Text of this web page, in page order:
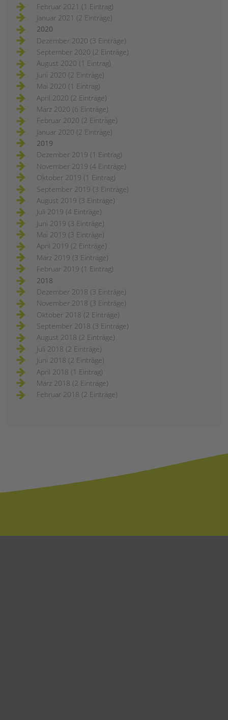
Februar 2021 (1 Eintrag)
Januar 2021 (2 Einträge)
2020
Dezember 2020 (3 Einträge)
September 2020 (2 Einträge)
August 2020 (1 Eintrag)
Juni 2020 (2 Einträge)
Mai 2020 (1 Eintrag)
April 2020 (2 Einträge)
März 2020 (6 Einträge)
Februar 2020 (2 Einträge)
Januar 2020 (2 Einträge)
2019
Dezember 2019 (1 Eintrag)
November 2019 (4 Einträge)
Oktober 2019 (1 Eintrag)
September 2019 (3 Einträge)
August 2019 (3 Einträge)
Juli 2019 (4 Einträge)
Juni 2019 (3 Einträge)
Mai 2019 (3 Einträge)
April 2019 (2 Einträge)
März 2019 (3 Einträge)
Februar 2019 (1 Eintrag)
2018
Dezember 2018 (3 Einträge)
November 2018 (3 Einträge)
Oktober 2018 (2 Einträge)
September 2018 (3 Einträge)
August 2018 (2 Einträge)
Juli 2018 (2 Einträge)
Juni 2018 (2 Einträge)
April 2018 (1 Eintrag)
März 2018 (2 Einträge)
Februar 2018 (2 Einträge)